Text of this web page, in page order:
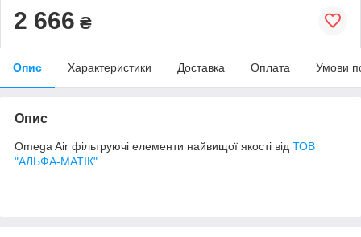
2 666 ₴
Опис Характеристики Доставка Оплата Умови
Опис
Omega Air фільтруючі елементи найвищої якості від ТОВ
"АЛЬФА-МАТІК"